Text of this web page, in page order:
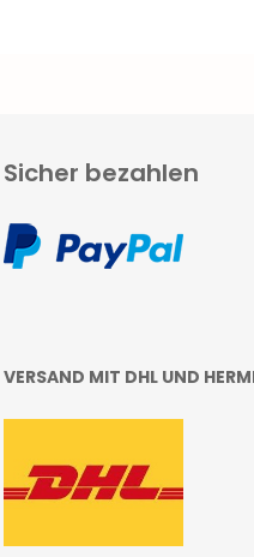
Sicher bezahlen
VERSAND MIT DHL UND